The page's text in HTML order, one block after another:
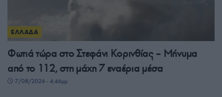
ΕΛΛΑΔΑ
Φωτιά τώρα στο Στεφάνι Κορινθίας – Μήνυμα
από το 112, στη μάχη 7 εναέρια μέσα
7/08/2026 - 4:46μμ